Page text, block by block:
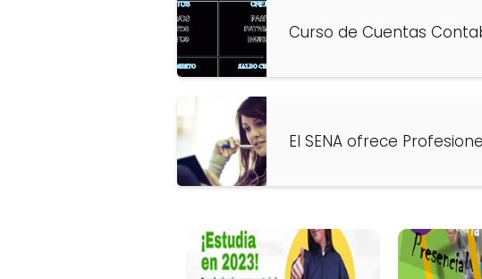
Curso de Cuentas
El SENA ofrece